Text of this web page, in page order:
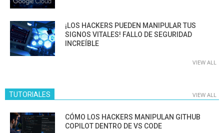
¡LOS HACKERS PUEDEN MANIPULAR TUS
SIGNOS VITALES! FALLO DE SEGURIDAD
INCREÍBLE
VIEW ALL
TUTORIALES VIEW ALL
CÓMO LOS HACKERS MANIPULAN GITHUB
COPILOT DENTRO DE VS CODE